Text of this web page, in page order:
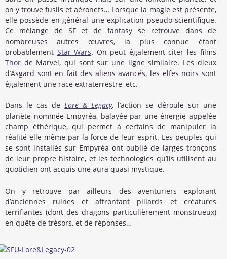
on y trouve fusils et aéronefs… Lorsque la magie est présente,
elle possède en général une explication pseudo-scientifique.
Ce mélange de SF et de fantasy se retrouve dans de
nombreuses autres œuvres, la plus connue étant
probablement Star Wars. On peut également citer les films
Thor de Marvel, qui sont sur une ligne similaire. Les dieux
d’Asgard sont en fait des aliens avancés, les elfes noirs sont
également une race extraterrestre, etc.
Dans le cas deLore & Legacy, l’action se déroule sur une
planète nommée Empyréa, balayée par une énergie appelée
champ éthérique, qui permet à certains de manipuler la
réalité elle-même par la force de leur esprit. Les peuples qui
se sont installés sur Empyréa ont oublié de larges tronçons
de leur propre histoire, et les technologies qu’ils utilisent au
quotidien ont acquis une aura quasi mystique.
On y retrouve par ailleurs des aventuriers explorant
d’anciennes ruines et affrontant pillards et créatures
terrifiantes (dont des dragons particulièrement monstrueux)
en quête de trésors, et de réponses…